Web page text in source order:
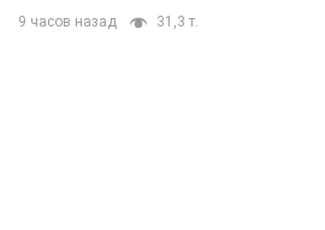
9 часов назад 31,3 т.